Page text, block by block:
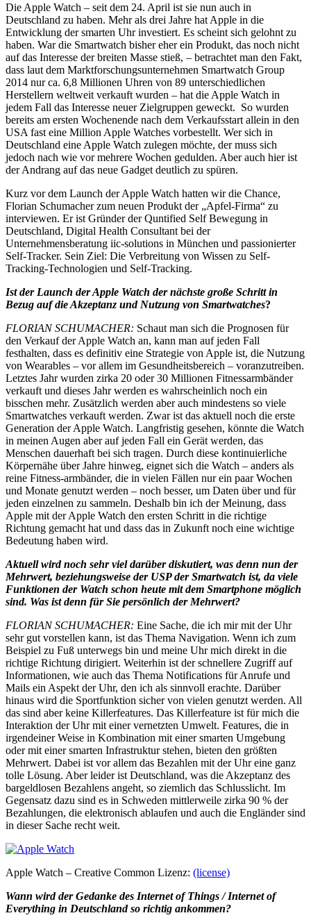
Die Apple Watch – seit dem 24. April ist sie nun auch in
Deutschland zu haben. Mehr als drei Jahre hat Apple in die
Entwicklung der smarten Uhr investiert. Es scheint sich gelohnt zu
haben. War die Smartwatch bisher eher ein Produkt, das noch nicht
auf das Interesse der breiten Masse stieß, – betrachtet man den Fakt,
dass laut dem Marktforschungsunternehmen Smartwatch Group
2014 nur ca. 6,8 Millionen Uhren von 89 unterschiedlichen
Herstellern weltweit verkauft wurden – hat die Apple Watch in
jedem Fall das Interesse neuer Zielgruppen geweckt. So wurden
bereits am ersten Wochenende nach dem Verkaufsstart allein in den
USA fast eine Million Apple Watches vorbestellt. Wer sich in
Deutschland eine Apple Watch zulegen möchte, der muss sich
jedoch nach wie vor mehrere Wochen gedulden. Aber auch hier ist
der Andrang auf das neue Gadget deutlich zu spüren.
Kurz vor dem Launch der Apple Watch hatten wir die Chance,
Florian Schumacher zum neuen Produkt der „Apfel-Firma“ zu
interviewen. Er ist Gründer der Quntified Self Bewegung in
Deutschland, Digital Health Consultant bei der
Unternehmensberatung iic-solutions in München und passionierter
Self-Tracker. Sein Ziel: Die Verbreitung von Wissen zu Self-
Tracking-Technologien und Self-Tracking.
Ist der Launch der Apple Watch der nächste große Schritt in
Bezug auf die Akzeptanz und Nutzung von Smartwatches?
FLORIAN SCHUMACHER: Schaut man sich die Prognosen für
den Verkauf der Apple Watch an, kann man auf jeden Fall
festhalten, dass es definitiv eine Strategie von Apple ist, die Nutzung
von Wearables – vor allem im Gesundheitsbereich – voranzutreiben.
Letztes Jahr wurden zirka 20 oder 30 Millionen Fitnessarmbänder
verkauft und dieses Jahr werden es wahrscheinlich noch ein
bisschen mehr. Zusätzlich werden aber auch mindestens so viele
Smartwatches verkauft werden. Zwar ist das aktuell noch die erste
Generation der Apple Watch. Langfristig gesehen, könnte die Watch
in meinen Augen aber auf jeden Fall ein Gerät werden, das
Menschen dauerhaft bei sich tragen. Durch diese kontinuierliche
Körpernähe über Jahre hinweg, eignet sich die Watch – anders als
reine Fitness-armbänder, die in vielen Fällen nur ein paar Wochen
und Monate genutzt werden – noch besser, um Daten über und für
jeden einzelnen zu sammeln. Deshalb bin ich der Meinung, dass
Apple mit der Apple Watch den ersten Schritt in die richtige
Richtung gemacht hat und dass das in Zukunft noch eine wichtige
Bedeutung haben wird.
Aktuell wird noch sehr viel darüber diskutiert, was denn nun der
Mehrwert, beziehungsweise der USP der Smartwatch ist, da viele
Funktionen der Watch schon heute mit dem Smartphone möglich
sind. Was ist denn für Sie persönlich der Mehrwert?
FLORIAN SCHUMACHER: Eine Sache, die ich mir mit der Uhr
sehr gut vorstellen kann, ist das Thema Navigation. Wenn ich zum
Beispiel zu Fuß unterwegs bin und meine Uhr mich direkt in die
richtige Richtung dirigiert. Weiterhin ist der schnellere Zugriff auf
Informationen, wie auch das Thema Notifications für Anrufe und
Mails ein Aspekt der Uhr, den ich als sinnvoll erachte. Darüber
hinaus wird die Sportfunktion sicher von vielen genutzt werden. All
das sind aber keine Killerfeatures. Das Killerfeature ist für mich die
Interaktion der Uhr mit einer vernetzten Umwelt. Features, die in
irgendeiner Weise in Kombination mit einer smarten Umgebung
oder mit einer smarten Infrastruktur stehen, bieten den größten
Mehrwert. Dabei ist vor allem das Bezahlen mit der Uhr eine ganz
tolle Lösung. Aber leider ist Deutschland, was die Akzeptanz des
bargeldlosen Bezahlens angeht, so ziemlich das Schlusslicht. Im
Gegensatz dazu sind es in Schweden mittlerweile zirka 90 % der
Bezahlungen, die elektronisch ablaufen und auch die Engländer sind
in dieser Sache recht weit.
Apple Watch – Creative Common Lizenz: (license)
Wann wird der Gedanke des Internet of Things / Internet of
Everything in Deutschland so richtig ankommen?